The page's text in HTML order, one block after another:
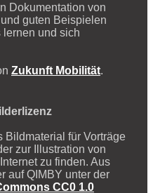
Dokumentation von
guten Beispielen
und sich
Zukunft Mobilität.
Bildmaterial für Vorträge
zur Illustration von
zu finden. Aus
auf QIMBY unter der
CC0 1.0